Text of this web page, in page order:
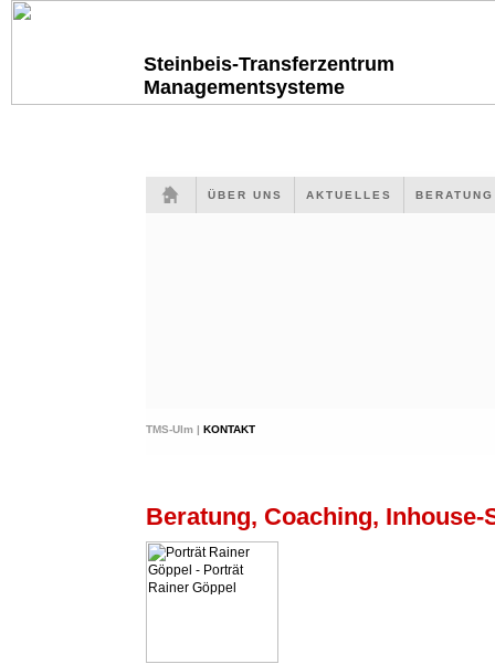
Steinbeis-Transferzentrum
Managementsysteme
ÜBER UNS AKTUELLES
TMS-Ulm | KONTAKT
Beratung, Coaching, Inhouse-